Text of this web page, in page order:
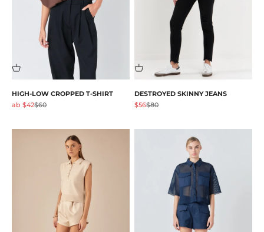
HIGH-LOW CROPPED T-SHIRT
Angebot
ab $42Regulärer Preis
$60
DESTROYED SKINNY JEANS
Angebot
$56Regulärer Preis
$80